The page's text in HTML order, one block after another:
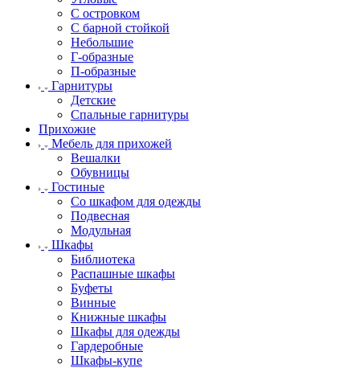
С островком
С барной стойкой
Небольшие
Г-образные
П-образные
Гарнитуры
Детские
Спальные гарнитуры
Прихожие
Мебель для прихожей
Вешалки
Обувницы
Гостиные
Со шкафом для одежды
Подвесная
Модульная
Шкафы
Библиотека
Распашные шкафы
Буфеты
Винные
Книжные шкафы
Шкафы для одежды
Гардеробные
Шкафы-купе